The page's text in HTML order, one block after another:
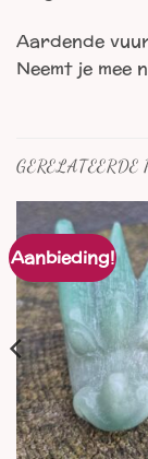
Aardende
Neemt je mee
GERELATEERDE
Aanbieding!